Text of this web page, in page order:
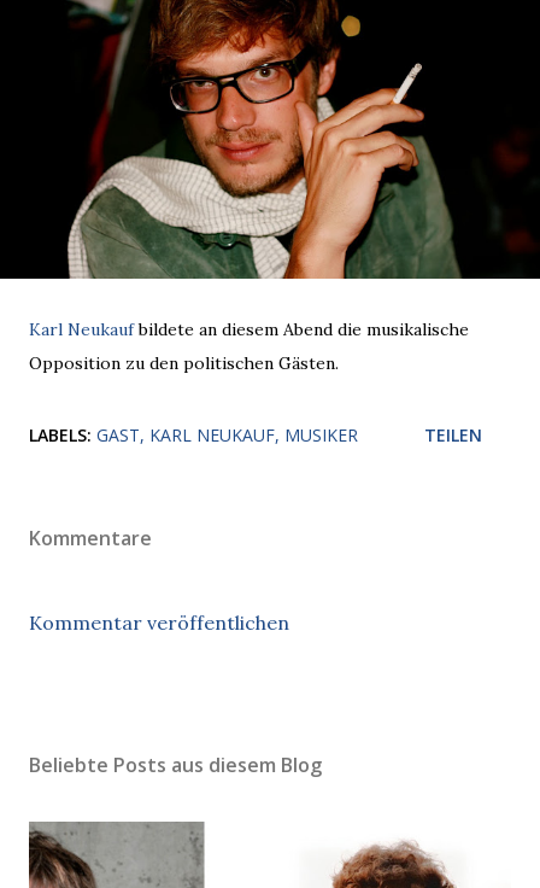
Karl Neukaufbildete an diesem Abend die musikalische
Opposition zu den politischen Gästen.
LABELS: GAST KARL NEUKAUF MUSIKER TEILEN
Kommentare
Kommentar veröffentlichen
Beliebte Posts aus diesem Blog